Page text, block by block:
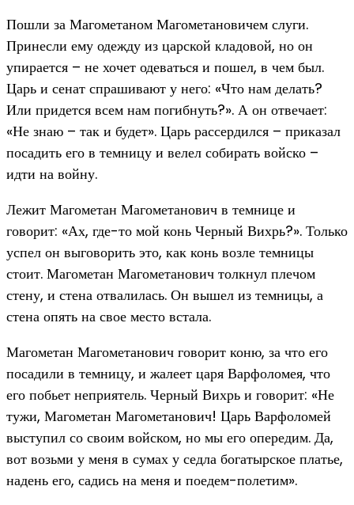
Пошли за Магометаном Магометановичем слуги.
Принесли ему одежду из царской кладовой, но он
упирается – не хочет одеваться и пошел, в чем был.
Царь и сенат спрашивают у него: «Что нам делать?
Или придется всем нам погибнуть?». А он отвечает:
«Не знаю – так и будет». Царь рассердился – приказал
посадить его в темницу и велел собирать войско –
идти на войну.
Лежит Магометан Магометанович в темнице и
говорит: «Ах, где-то мой конь Черный Вихрь?». Только
успел он выговорить это, как конь возле темницы
стоит. Магометан Магометанович толкнул плечом
стену, и стена отвалилась. Он вышел из темницы, а
стена опять на свое место встала.
Магометан Магометанович говорит коню, за что его
посадили в темницу, и жалеет царя Варфоломея, что
его побьет неприятель. Черный Вихрь и говорит: «Не
тужи, Магометан Магометанович! Царь Варфоломей
выступил со своим войском, но мы его опередим. Да,
вот возьми у меня в сумах у седла богатырское платье,
надень его, садись на меня и поедем-полетим».